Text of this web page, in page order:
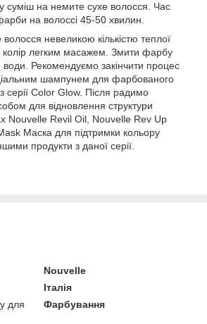
суміш на немите сухе волосся. Час
на волоссі 45-50 хвилин.
невеликою кількістю теплої
колір легким масажем. Змити фарбу
води. Рекомендуємо закінчити процес
шампунем для фарбованого
серії Color Glow. Після радимо
для відновлення структури
Nouvelle Revil Oil, Nouvelle Rev Up
Маска для підтримки кольору
продукти з даної серії.
Nouvelle
Італія
для
Фарбування